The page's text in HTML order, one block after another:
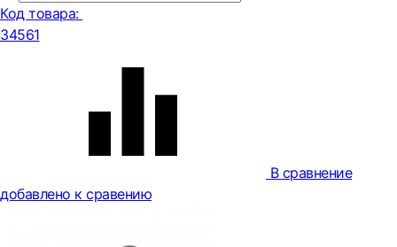
Код товара:
34561
В сравнение
добавлено к сравению